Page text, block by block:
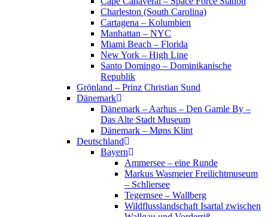
Charleston (South Carolina)
Cartagena – Kolumbien
Manhattan – NYC
Miami Beach – Florida
New York – High Line
Santo Domingo – Dominikanische
Republik
Grönland – Prinz Christian Sund
Dänemark
Dänemark – Aarhus – Den Gamle By –
Das Alte Stadt Museum
Dänemark – Møns Klint
Deutschland
Bayern
Ammersee – eine Runde
Markus Wasmeier Freilichtmuseum
– Schliersee
Tegernsee – Wallberg
Wildflusslandschaft Isartal zwischen